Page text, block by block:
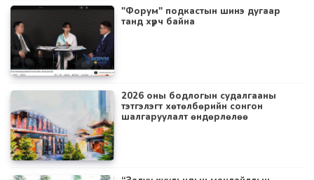
"Форум" подкастын шинэ дугаар
танд хүрч байна
2026 оны бодлогын судалгааны
тэтгэлэгт хөтөлбөрийн сонгон
шалгаруулалт өндөрлөлөө